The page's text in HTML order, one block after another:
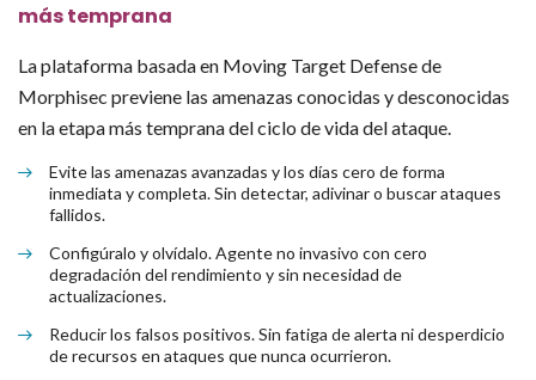
más temprana
La plataforma basada en Moving Target Defense de
Morphisec previene las amenazas conocidas y desconocidas
en la etapa más temprana del ciclo de vida del ataque.
Evite las amenazas avanzadas y los días cero de forma
inmediata y completa. Sin detectar, adivinar o buscar ataques
fallidos.
Configúralo y olvídalo. Agente no invasivo con cero
degradación del rendimiento y sin necesidad de
actualizaciones.
Reducir los falsos positivos. Sin fatiga de alerta ni desperdicio
de recursos en ataques que nunca ocurrieron.